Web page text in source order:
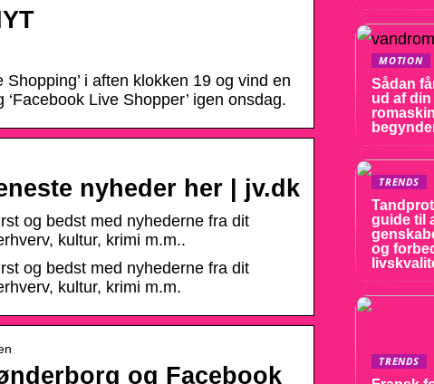
i aften klokken 19 og vind en
Live Shopper’ igen onsdag.
nyheder her | jv.dk
og bedst med nyhederne fra dit
kultur, krimi m.m..
og bedst med nyhederne fra dit
kultur, krimi m.m.
og Facebook
MOTION
Sådan
ud af din
TRENDS
guide til
og
TRENDS